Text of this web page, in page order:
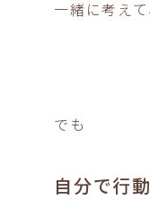
一緒に考え
でも
自分で行